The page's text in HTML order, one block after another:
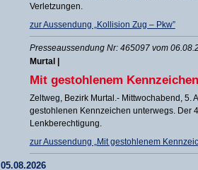
Verletzungen.
zur Aussendung „Kollision Zug – Pkw”
Presseaussendung Nr: 465097 vom
Murtal |
Mit gestohlenem
Zeltweg, Bezirk Murtal.- Mittwochabend, 5.
gestohlenen Kennzeichen unterwegs. Der
Lenkberechtigung.
zur Aussendung „Mit gestohlenem
05.08.2026